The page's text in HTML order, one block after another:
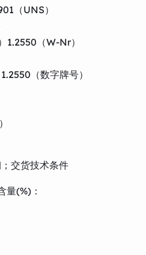
（UNS）
（W-Nr）
（数字牌号）
交货技术条件
量(%)：